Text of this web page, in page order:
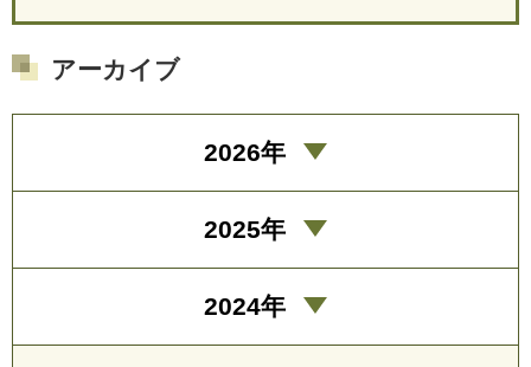
アーカイブ
2026年
2025年
2024年